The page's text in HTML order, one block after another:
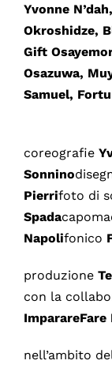
Yvonne
Okroshidze,
Gift
Osazuwa,
Samuel,
coreografie
Sonnino
Pierrifoto di
Spada
Napolifonico
produzione
con la
ImparareFare
nell’ambito